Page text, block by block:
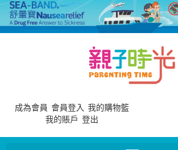
成為會員 會員登入 我的購物籃
我的賬戶 登出